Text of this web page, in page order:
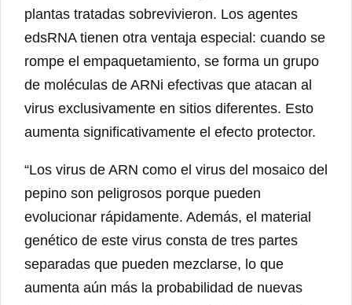
plantas tratadas sobrevivieron. Los agentes
edsRNA tienen otra ventaja especial: cuando se
rompe el empaquetamiento, se forma un grupo
de moléculas de ARNi efectivas que atacan al
virus exclusivamente en sitios diferentes. Esto
aumenta significativamente el efecto protector.
“Los virus de ARN como el virus del mosaico del
pepino son peligrosos porque pueden
evolucionar rápidamente. Además, el material
genético de este virus consta de tres partes
separadas que pueden mezclarse, lo que
aumenta aún más la probabilidad de nuevas